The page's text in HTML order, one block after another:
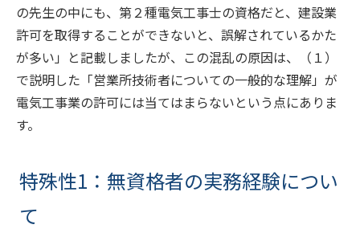
の先生の中にも、第２種電気工事士の資格だと、建設業
許可を取得することができないと、誤解されているかた
が多い」と記載しましたが、この混乱の原因は、（１）
で説明した「営業所技術者についての一般的な理解」が
電気工事業の許可には当てはまらないという点にありま
す。
特殊性1：無資格者の実務経験につい
て